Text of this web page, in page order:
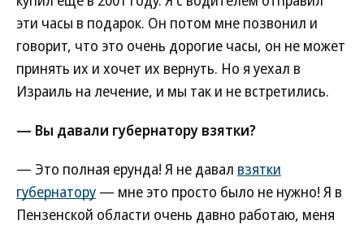
эти часы в подарок. Он потом мне позвонил и
говорит, что это очень дорогие часы, он не может
принять их и хочет их вернуть. Но я уехал в
Израиль на лечение, и мы так и не встретились.
— Вы давали губернатору взятки?
— Это полная ерунда! Я не давал взятки
губернатору — мне это просто было не нужно! Я в
Пензенской области очень давно работаю, меня